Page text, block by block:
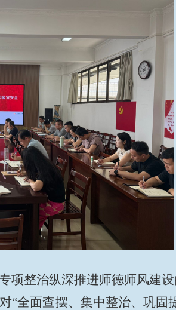
项整治纵深推进师德师风建
“全面查摆、集中整治、巩固